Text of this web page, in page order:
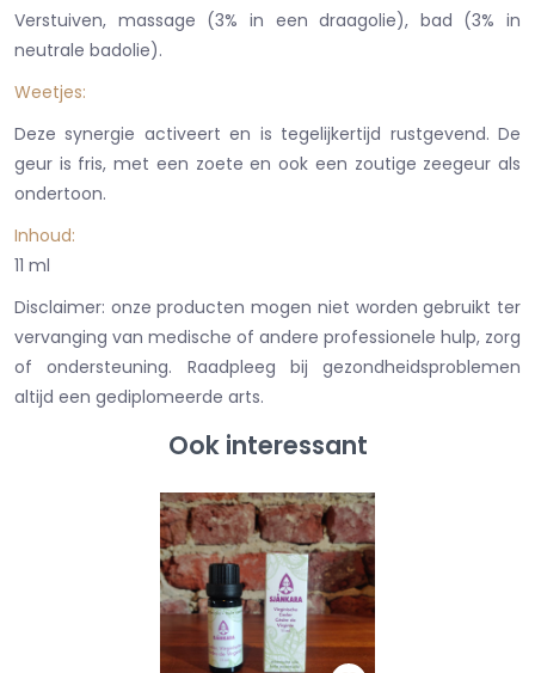
Verstuiven, massage (3% in een draagolie), bad (3% in
neutrale badolie).
Weetjes:
Deze synergie activeert en is tegelijkertijd rustgevend. De
geur is fris, met een zoete en ook een zoutige zeegeur als
ondertoon.
Inhoud:
11 ml
Disclaimer: onze producten mogen niet worden gebruikt ter
vervanging van medische of andere professionele hulp, zorg
of ondersteuning. Raadpleeg bij gezondheidsproblemen
altijd een gediplomeerde arts.
Ook interessant